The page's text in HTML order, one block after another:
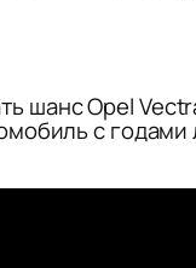
шанс Opel
с